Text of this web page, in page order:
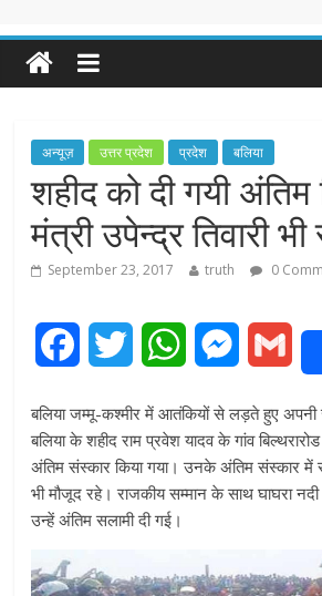
अन्यूज़ उत्तर प्रदेश प्रदेश बलिया
शहीद को दी गयी अंतिम
मंत्री उपेन्द्र तिवारी
September 23, 2017 truth 0
c
e
b
o
i
t
t
W
a
t
M
s
s
a
i
बलिया जम्मू-कश्मीर में आतंकियों से लड़ते हुए अपनी
बलिया के शहीद राम प्रवेश यादव के गांव
अंतिम संस्कार किया गया। उनके अंतिम संस्कार में
भी मौजूद रहे। राजकीय सम्मान के साथ घाघरा
उन्हें अंतिम सलामी दी गई।